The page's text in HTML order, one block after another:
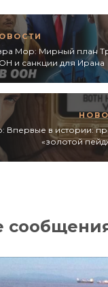
Мор: Мирный план
и санкции для Ирана
Впервые в истории:
«золотой